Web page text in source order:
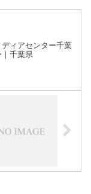
ィアセンター千葉
千葉県